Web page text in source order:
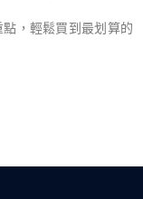
，輕鬆買到最划算的